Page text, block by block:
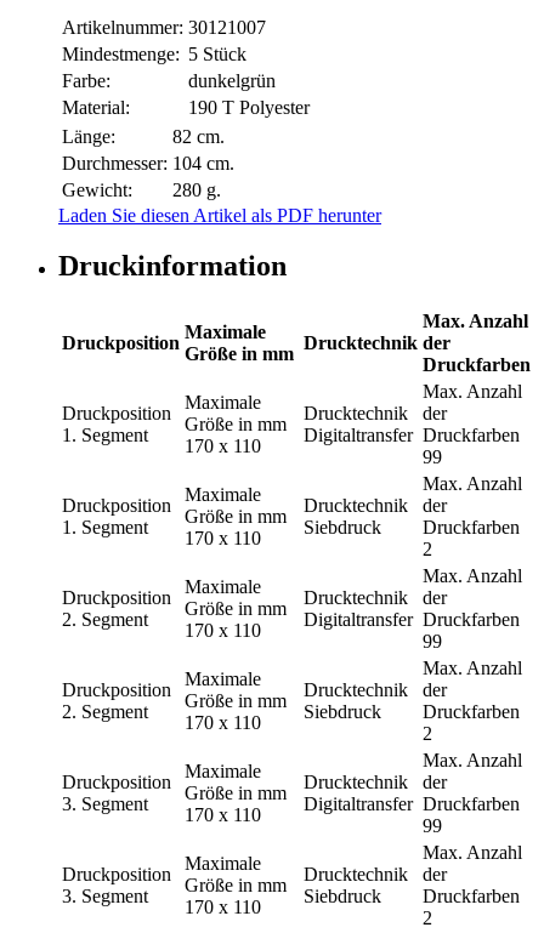
Artikelnummer: 30121007
Mindestmenge: 5 Stück
Farbe:
dunkelgrün
Material:
190 T Polyester
Länge:
82 cm.
Durchmesser: 104 cm.
Gewicht:
280 g.
Laden Sie diesen Artikel als PDF herunter
Druckinformation
Druckposition
Maximale
Größe in mm
Drucktechnik
Max. Anzahl
der
Druckfarben
Druckposition
1. Segment
Maximale
Größe in mm
170 x 110
Drucktechnik
Digitaltransfer
Max. Anzahl
der
Druckfarben
99
Druckposition
1. Segment
Maximale
Größe in mm
170 x 110
Drucktechnik
Siebdruck
Max. Anzahl
der
Druckfarben
2
Druckposition
2. Segment
Maximale
Größe in mm
170 x 110
Drucktechnik
Digitaltransfer
Max. Anzahl
der
Druckfarben
99
Druckposition
2. Segment
Maximale
Größe in mm
170 x 110
Drucktechnik
Siebdruck
Max. Anzahl
der
Druckfarben
2
Druckposition
3. Segment
Maximale
Größe in mm
170 x 110
Drucktechnik
Digitaltransfer
Max. Anzahl
der
Druckfarben
99
Druckposition
3. Segment
Maximale
Größe in mm
170 x 110
Drucktechnik
Siebdruck
Max. Anzahl
der
Druckfarben
2